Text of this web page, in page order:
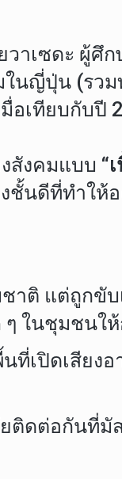
าเซดะ ผู้ศึ
นญี่ปุ่น (รว
มื่อเทียบกับปี
สังคมแบบ “
งชั้นดีที่ทำใ
าติ แต่ถูกขั
ในชุมชนให้
เปิดเสียงอ
ติดต่อกันที่